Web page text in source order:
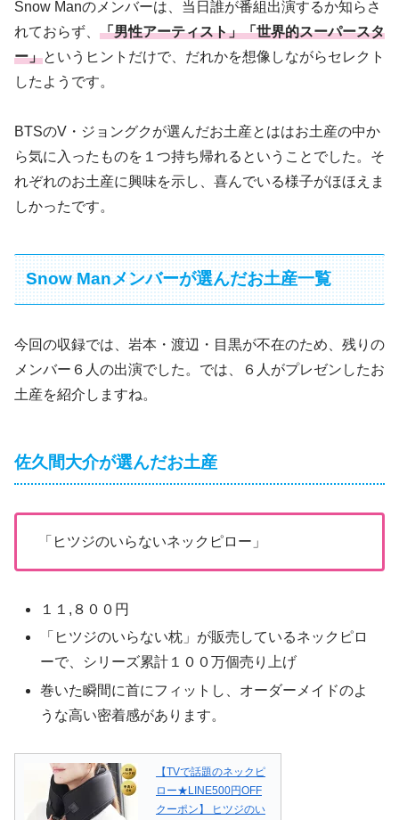
Snow Manのメンバーは、当日誰が番組出演するか知らさ
れておらず、 「男性アーティスト」「世界的スーパースタ
ー」というヒントだけで、だれかを想像しながらセレクト
したようです。
BTSのV・ジョングクが選んだお土産とははお土産の中か
ら気に入ったものを１つ持ち帰れるということでした。そ
れぞれのお土産に興味を示し、喜んでいる様子がほほえま
しかったです。
Snow Manメンバーが選んだお土産一覧
今回の収録では、岩本・渡辺・目黒が不在のため、残りの
メンバー６人の出演でした。では、６人がプレゼンしたお
土産を紹介しますね。
佐久間大介が選んだお土産
「ヒツジのいらないネックピロー」
１１,８００円
「ヒツジのいらない枕」が販売しているネックピロ
ーで、シリーズ累計１００万個売り上げ
巻いた瞬間に首にフィットし、オーダーメイドのよ
うな高い密着感があります。
【TVで話題のネックピ
ロー★LINE500円OFF
クーポン】 ヒツジのい